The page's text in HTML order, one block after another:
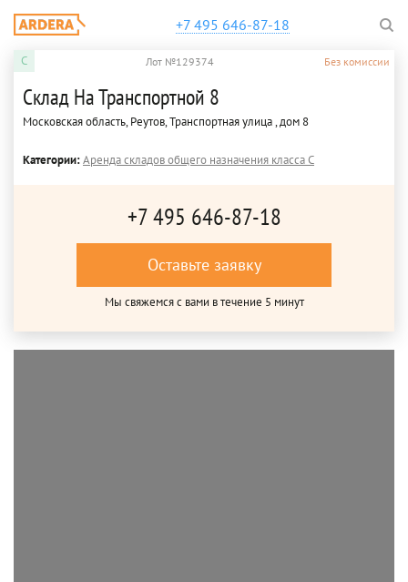
+7 495 646-87-18
C Лот №129374 Без комиссии
Склад На Транспортной 8
Московская область, Реутов, Транспортная улица , дом 8
Категории:Аренда складов общего назначения класса C
+7 495 646-87-18
Оставьте заявку
Мы свяжемся с вами в течение 5 минут